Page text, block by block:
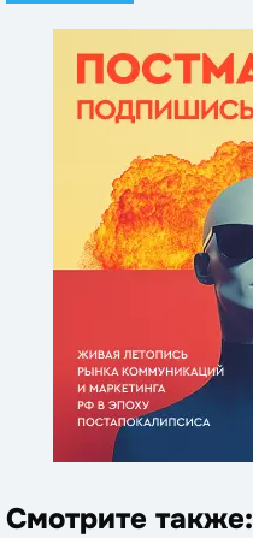
Смотрите также: